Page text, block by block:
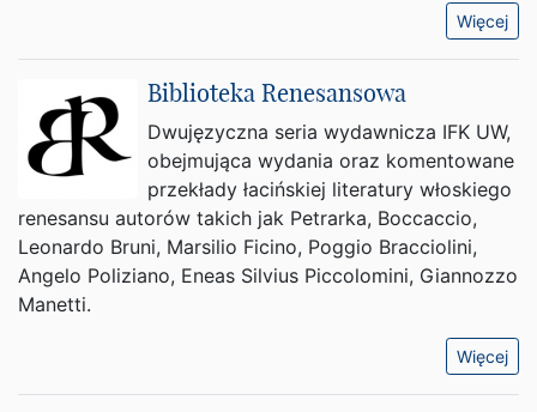
Więcej
Biblioteka Renesansowa
Dwujęzyczna seria wydawnicza IFK UW,
obejmująca wydania oraz komentowane
przekłady łacińskiej literatury włoskiego
renesansu autorów takich jak Petrarka, Boccaccio,
Leonardo Bruni, Marsilio Ficino, Poggio Bracciolini,
Angelo Poliziano, Eneas Silvius Piccolomini, Giannozzo
Manetti.
Więcej